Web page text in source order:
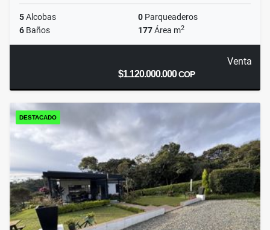
5Alcobas 0 Parqueaderos
6 Baños 177Área m2
Venta
$1.120.000.000COP
DESTACADO